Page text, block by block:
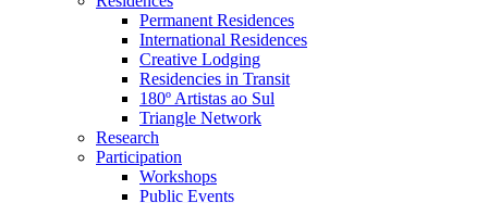
Permanent Residences
International Residences
Creative Lodging
Residencies in Transit
180º Artistas ao Sul
Triangle Network
Research
Participation
Workshops
Public Events